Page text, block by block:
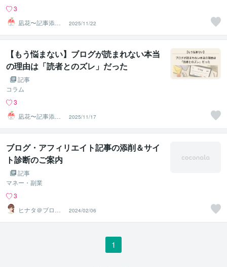
3
凪花〜記事添削
＆ブログ診断〜
2025/11/22
【もう悩まない】ブログが読まれない本当
の理由は「読者とのズレ」だった
記事
コラム
3
凪花〜記事添削
＆ブログ診断〜
2025/11/17
ブログ・アフィリエイト記事の添削＆サイ
ト診断のご案内
記事
マネー・副業
3
ヒナタ＠ブログ
アフィリエイト
で稼ぐ主婦
2024/02/06
1